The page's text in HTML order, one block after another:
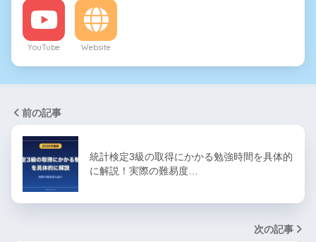
YouTube Website
前の記事
統計検定3級の取得にかかる勉強時間を具体的
に解説！実際の難易度…
次の記事